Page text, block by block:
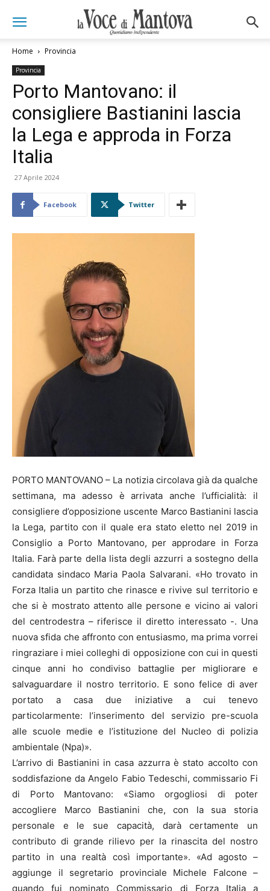
Home Provincia
Provincia
Porto Mantovano: il
consigliere Bastianini lascia
la Lega e approda in Forza
Italia
27 Aprile 2024
Facebook Twitter
PORTO MANTOVANO – La notizia circolava già da qualche
settimana, ma adesso è arrivata anche l’ufficialità: il
consigliere d’opposizione uscente Marco Bastianini lascia
la Lega, partito con il quale era stato eletto nel 2019 in
Consiglio a Porto Mantovano, per approdare in Forza
Italia. Farà parte della lista degli azzurri a sostegno della
candidata sindaco Maria Paola Salvarani. «Ho trovato in
Forza Italia un partito che rinasce e rivive sul territorio e
che si è mostrato attento alle persone e vicino ai valori
del centrodestra – riferisce il diretto interessato -. Una
nuova sfida che affronto con entusiasmo, ma prima vorrei
ringraziare i miei colleghi di opposizione con cui in questi
cinque anni ho condiviso battaglie per migliorare e
salvaguardare il nostro territorio. E sono felice di aver
portato a casa due iniziative a cui tenevo
particolarmente: l’inserimento del servizio pre-scuola
alle scuole medie e l’istituzione del Nucleo di polizia
ambientale (Npa)».
L’arrivo di Bastianini in casa azzurra è stato accolto con
soddisfazione da Angelo Fabio Tedeschi, commissario Fi
di Porto Mantovano: «Siamo orgogliosi di poter
accogliere Marco Bastianini che, con la sua storia
personale e le sue capacità, darà certamente un
contributo di grande rilievo per la rinascita del nostro
partito in una realtà così importante». «Ad agosto –
aggiunge il segretario provinciale Michele Falcone –
quando fui nominato Commissario di Forza Italia a